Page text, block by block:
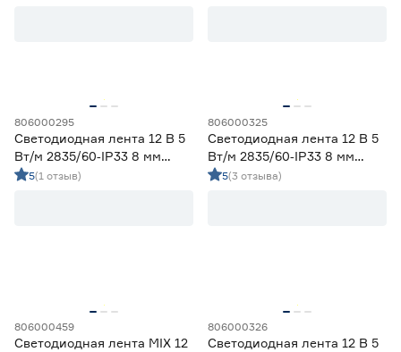
Применение
Декоративная подсветка (до 990 лм/м)
3500-4100К - Нейтральный
5000-6500К - Холодный
20
806000295
Светодиодная лента 12 В 5
Вт/м 2835/60‑IP33 8 мм
теплый 5 м Geniled
5(1 отзыв)
806000325
Светодиодная лента 12 В 5
Вт/м 2835/60‑IP33 8 мм
холодный 5 м Geniled
5(3 отзыва)
806000459
Светодиодная лента MIX 12
806000326
Светодиодная лента 12 В 5